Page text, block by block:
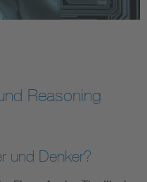
Reasoning
und Denker?